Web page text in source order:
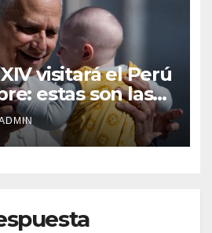
visitará el Perú
estas son las
recorrería
gira